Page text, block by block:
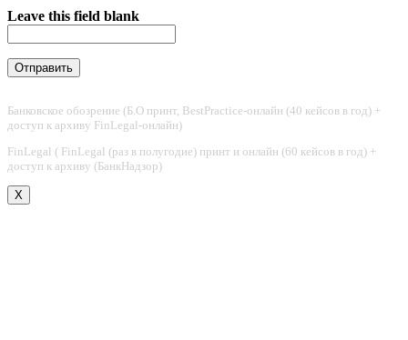
Leave this field blank
Банковское обозрение (Б.О принт, BestPractice-онлайн (40 кейсов в год) +
доступ к архиву FinLegal-онлайн)
FinLegal ( FinLegal (раз в полугодие) принт и онлайн (60 кейсов в год) +
доступ к архиву (БанкНадзор)
X